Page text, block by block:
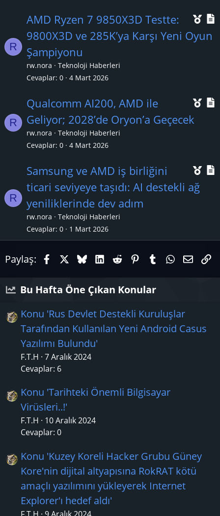
n
R
Ö
n
AMD Ryzen 7 9850X3D Testte:
9800X3D ve 285K’ya Karşı Yeni Oyun
Şampiyonu
rw.nora
Teknoloji Haberleri
Cevaplar 0 4 Mart 2026
R
Ö
Qualcomm AI200, AMD ile
Geliyor; 2028’de Oryon’a Geçecek
rw.nora
Teknoloji Haberleri
Cevaplar 0 4 Mart 2026
R
Ö
k
a
e
Samsung ve AMD iş birliğini
ticari seviyeye taşıdı: AI destekli ağ
yeniliklerinde dev adım
rw.nora
Teknoloji Haberleri
Cevaplar 0 1 Mart 2026
Paylaş: FacebookX (Twitter)
BlueskyLinkedIn
RedditPinterestTumblrE-
Bu Hafta Öne Çıkan Konular
Konu 'Rus Devlet Destekli Kuruluşlar
Tarafından Kullanılan Yeni Android Casus
Yazılımı Bulundu'
F.T.H 7 Aralık 2024
Cevaplar: 6
Konu 'Tarihteki Önemli Bilgisayar
Virüsleri..!'
F.T.H
10 Aralık 2024
Cevaplar: 0
Konu 'Kuzey Koreli Hacker Grubu Güney
Kore'nin dijital altyapısına RokRAT kötü
amaçlı yazılımını yükleyerek Internet
Explorer'ı hedef aldı'